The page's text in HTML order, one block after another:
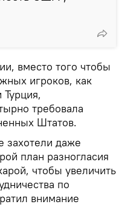
вместо того чтобы
игроков, как
требовала
Штатов.
захотели даже
план разногласия
чтобы увеличить
по
внимание